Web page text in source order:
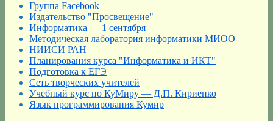
Группа Facebook
Издательство "Просвещение"
Информатика — 1 сентября
Методическая лаборатория информатики МИОО
НИИСИ РАН
Планирования курса "Информатика и ИКТ"
Подготовка к ЕГЭ
Сеть творческих учителей
Учебный курс по КуМиру — Д.П. Кириенко
Язык программирования Кумир